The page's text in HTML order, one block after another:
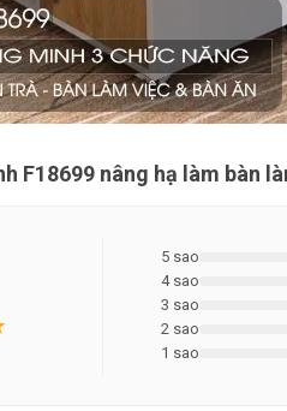
F18699 nâng hạ làm bàn
5 sao
4 sao
3 sao
2 sao
1 sao